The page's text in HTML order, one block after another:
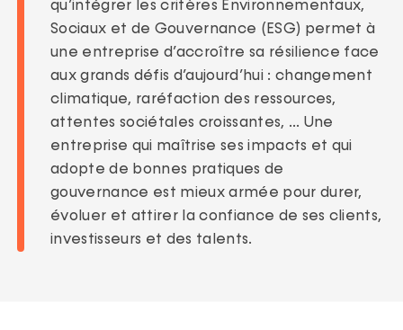
ESG
publications
qu’intégrer les critères Environnementaux,
Sociaux et de Gouvernance (ESG) permet à
une entreprise d’accroître sa résilience face
aux grands défis d’aujourd’hui : changement
climatique, raréfaction des ressources,
attentes sociétales croissantes, … Une
entreprise qui maîtrise ses impacts et qui
adopte de bonnes pratiques de
gouvernance est mieux armée pour durer,
évoluer et attirer la confiance de ses clients,
investisseurs et des talents.